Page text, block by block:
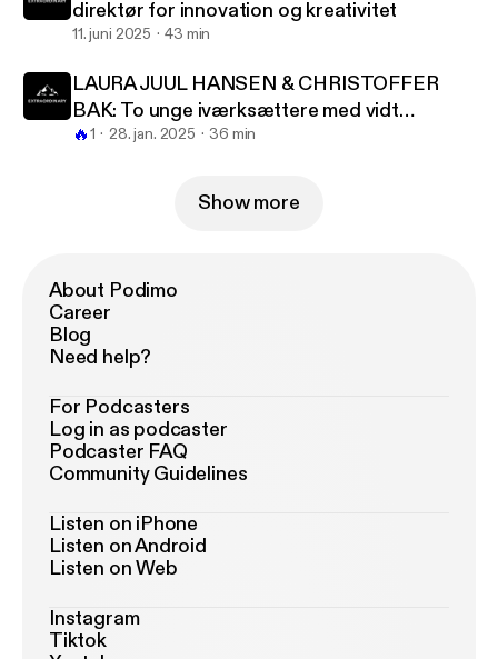
direktør for innovation og kreativitet
11. juni 2025 43 min
LAURA JUUL HANSEN & CHRISTOFFER
BAK: To unge iværksættere med vidt
forskellige sandheder
🔥1 28. jan. 2025 36 min
Show more
About Podimo
Career
Blog
Need help?
For Podcasters
Log in as podcaster
Podcaster FAQ
Community Guidelines
Listen on iPhone
Listen on Android
Listen on Web
Instagram
Tiktok